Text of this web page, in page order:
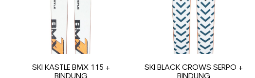
SKI KASTLE BMX 115 +
BINDUNG
SKI BLACK CROWS SERPO +
BINDUNG